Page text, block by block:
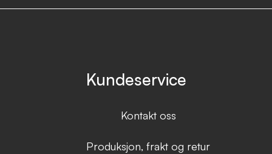
Kundeservice
Kontakt oss
Produksjon, frakt og retur